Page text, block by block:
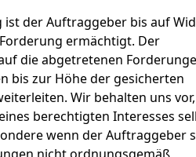
ist der Auftraggeber bis auf
ermächtigt. Der
die abgetretenen
bis zur Höhe der gesicherten
Wir behalten uns
berechtigten Interesses
wenn der Auftraggeber